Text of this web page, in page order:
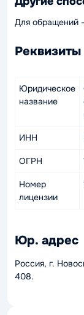
Для обращений
Реквизиты
Юридическое
название
ИНН
ОГРН
Номер
лицензии
Юр. адрес
Россия, г.
408.